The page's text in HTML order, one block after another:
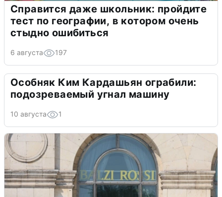
Справится даже школьник: пройдите
тест по географии, в котором очень
стыдно ошибиться
6 августа 197
Особняк Ким Кардашьян ограбили:
подозреваемый угнал машину
10 августа 1